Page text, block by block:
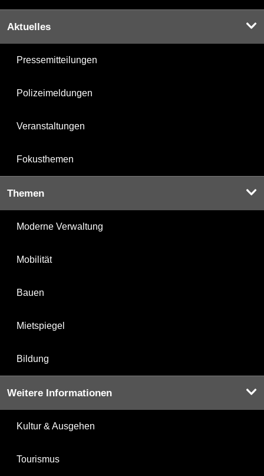
Aktuelles
Pressemitteilungen
Polizeimeldungen
Veranstaltungen
Fokusthemen
Themen
Moderne Verwaltung
Mobilität
Bauen
Mietspiegel
Bildung
Weitere Informationen
Kultur & Ausgehen
Tourismus